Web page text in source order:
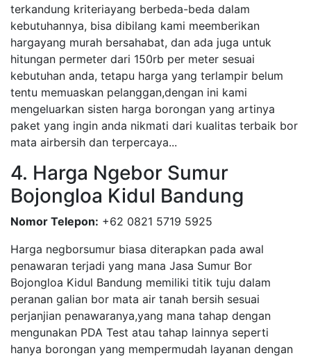
terkandung kriteriayang berbeda-beda dalam
kebutuhannya, bisa dibilang kami meemberikan
hargayang murah bersahabat, dan ada juga untuk
hitungan permeter dari 150rb per meter sesuai
kebutuhan anda, tetapu harga yang terlampir belum
tentu memuaskan pelanggan,dengan ini kami
mengeluarkan sisten harga borongan yang artinya
paket yang ingin anda nikmati dari kualitas terbaik bor
mata airbersih dan terpercaya...
4. Harga Ngebor Sumur
Bojongloa Kidul Bandung
Nomor Telepon: +62 0821 5719 5925
Harga negborsumur biasa diterapkan pada awal
penawaran terjadi yang mana Jasa Sumur Bor
Bojongloa Kidul Bandung memiliki titik tuju dalam
peranan galian bor mata air tanah bersih sesuai
perjanjian penawaranya,yang mana tahap dengan
mengunakan PDA Test atau tahap lainnya seperti
hanya borongan yang mempermudah layanan dengan